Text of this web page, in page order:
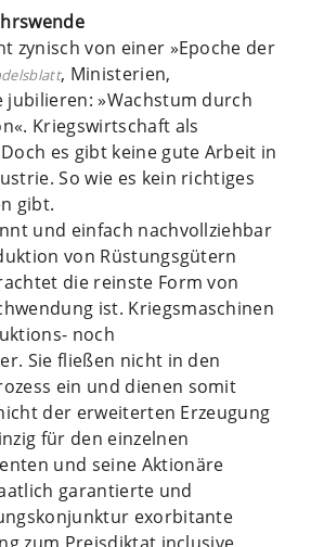
zynisch von einer »Epoche der
, Ministerien,
jubilieren: »Wachstum durch
Kriegswirtschaft als
es gibt keine gute Arbeit in
So wie es kein richtiges
gibt.
und einfach nachvollziehbar
von Rüstungsgütern
die reinste Form von
ist. Kriegsmaschinen
noch
Sie fließen nicht in den
ein und dienen somit
der erweiterten Erzeugung
für den einzelnen
und seine Aktionäre
garantierte und
exorbitante